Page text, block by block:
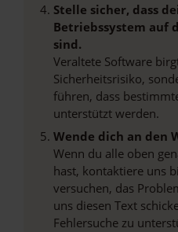
Stelle sicher, dass
Betriebssystem auf
sind.
Veraltete Software
Sicherheitsrisiko,
führen, dass
unterstützt werden.
Wende dich an den
Wenn du alle oben
hast, kontaktiere uns
versuchen, das
uns diesen Text
Fehlersuche zu